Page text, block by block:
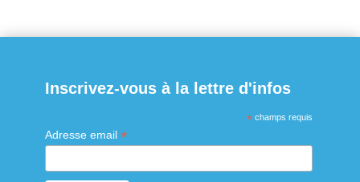
Inscrivez-vous à la lettre d'infos
* champs requis
Adresse email *